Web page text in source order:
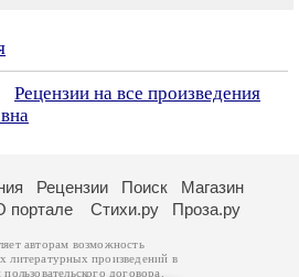
Рецензии на все произведения
Рецензии Поиск
Магазин
портале Стихи.ру Проза.ру
авторам возможность
литературных произведений в
пользовательского договора